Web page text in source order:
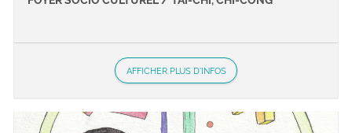
AFFICHER PLUS D'INFOS